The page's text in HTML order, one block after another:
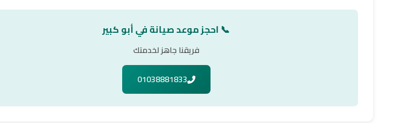
📞 احجز موعد صيانة في أبو كبير
فريقنا جاهز لخدمتك
01038881833